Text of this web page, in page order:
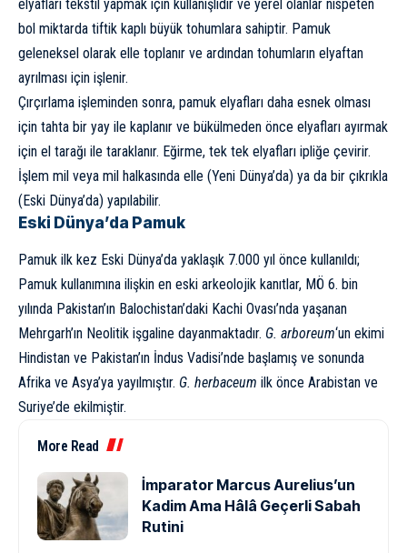
elyafları tekstil yapmak için kullanışlıdır ve yerel olanlar nispeten
bol miktarda tiftik kaplı büyük tohumlara sahiptir. Pamuk
geleneksel olarak elle toplanır ve ardından tohumların elyaftan
ayrılması için işlenir.
Çırçırlama işleminden sonra, pamuk elyafları daha esnek olması
için tahta bir yay ile kaplanır ve bükülmeden önce elyafları ayırmak
için el tarağı ile taraklanır. Eğirme, tek tek elyafları ipliğe çevirir.
İşlem mil veya mil halkasında elle (Yeni Dünya’da) ya da bir çıkrıkla
(Eski Dünya’da) yapılabilir.
Eski Dünya’da Pamuk
Pamuk ilk kez Eski Dünya’da yaklaşık 7.000 yıl önce kullanıldı;
Pamuk kullanımına ilişkin en eski arkeolojik kanıtlar, MÖ 6. bin
yılında Pakistan’ın Balochistan’daki Kachi Ovası’nda yaşanan
Mehrgarh’ın Neolitik işgaline dayanmaktadır. G. arboreum‘un ekimi
Hindistan ve Pakistan’ın İndus Vadisi’nde başlamış ve sonunda
Afrika ve Asya’ya yayılmıştır. G. herbaceum ilk önce Arabistan ve
Suriye’de ekilmiştir.
More Read
İmparator Marcus Aurelius’un
Kadim Ama Hâlâ Geçerli Sabah
Rutini